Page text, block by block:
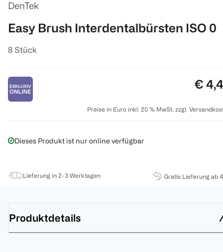
DenTek
Easy Brush Interdentalbürsten ISO 0
8 Stück
€
Preise in Euro inkl. 20 % MwSt. zzgl.
Dieses Produkt ist nur online verfügbar
Lieferung in 2-3 Werktagen Gratis Lieferung ab
Produktdetails